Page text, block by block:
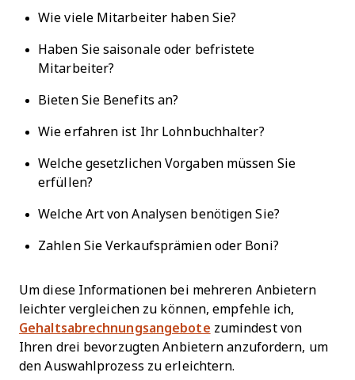
Wie viele Mitarbeiter haben Sie?
Haben Sie saisonale oder befristete
Mitarbeiter?
Bieten Sie Benefits an?
Wie erfahren ist Ihr Lohnbuchhalter?
Welche gesetzlichen Vorgaben müssen Sie
erfüllen?
Welche Art von Analysen benötigen Sie?
Zahlen Sie Verkaufsprämien oder Boni?
Um diese Informationen bei mehreren Anbietern
leichter vergleichen zu können, empfehle ich,
Gehaltsabrechnungsangebote zumindest von
Ihren drei bevorzugten Anbietern anzufordern, um
den Auswahlprozess zu erleichtern.